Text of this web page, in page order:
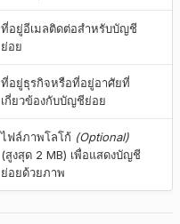
ที่อยู่อีเมลติดต่อสำหรับบัญชี
ย่อย
ที่อยู่ธุรกิจหรือที่อยู่อาศัยที่
เกี่ยวข้องกับบัญชีย่อย
ไฟล์ภาพโลโก้ (Optional)
(สูงสุด 2 MB) เพื่อแสดงบัญชี
ย่อยด้วยภาพ